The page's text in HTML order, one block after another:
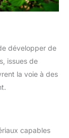
développer de
issues de
la voie à des
capables